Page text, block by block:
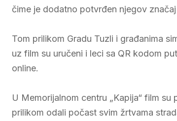
čime je dodatno potvrđen njegov
Tom prilikom Gradu Tuzli i građanima
uz film su uručeni i leci sa QR kodom
online.
U Memorijalnom centru „Kapija“ film
prilikom odali počast svim žrtvama